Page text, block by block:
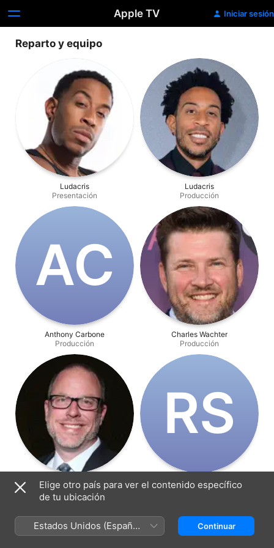
Apple TV Iniciar sesión
Reparto y equipo
Ludacris
Presentación
Ludacris
Producción
A‌C
Anthony Carbone
Producción
Charles Wachter
Producción
Kevin Wehrenberg
Producción
R‌S
Rob Smith
Producción
Elige otro país para ver el contenido específico
de tu ubicación
Estados Unidos (Español
México)
Continuar